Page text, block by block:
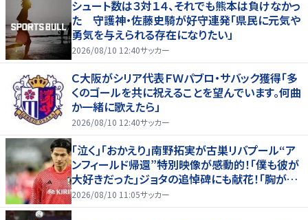
シュート数は３対１４、それでも熊本は負けなかっ
た 守護神・佐藤史騎が好守連発「県民に元気や
勇気を与えられる存在になりたい」
2026/08/10 12:40サッカー
Ｃ大阪がシリア代表ＦＷパブロ・サバック獲得「多
くのゴールを共に祝えることを望んでいます。何曲
か一緒に歌えたら」
2026/08/10 12:40サッカー
｢泣く｣｢おかえり｣南野拓実が古巣リバプール“ア
ンフィールド帰還”特別映像が感動的！｢僕も彼が
大好きだった｣ジョタの追悼碑にも献花！｢胸が熱
くなります…｣
2026/08/10 11:05サッカー